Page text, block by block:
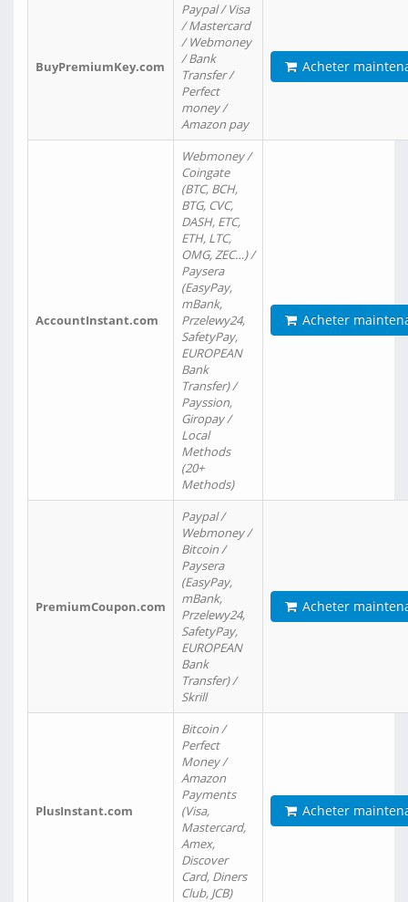
BuyPremiumKey.com
Paypal / Visa
/ Mastercard
/ Webmoney
/ Bank
Transfer /
Perfect
money /
Amazon pay
Acheter
AccountInstant.com
Webmoney /
Coingate
(BTC, BCH,
BTG, CVC,
DASH, ETC,
ETH, LTC,
OMG, ZEC…) /
Paysera
(EasyPay,
mBank,
Przelewy24,
SafetyPay,
EUROPEAN
Bank
Transfer) /
Payssion,
Giropay /
Local
Methods
(20+
Methods)
Acheter
PremiumCoupon.com
Paypal /
Webmoney /
Bitcoin /
Paysera
(EasyPay,
mBank,
Przelewy24,
SafetyPay,
EUROPEAN
Bank
Transfer) /
Skrill
Acheter
PlusInstant.com
Bitcoin /
Perfect
Money /
Amazon
Payments
(Visa,
Mastercard,
Amex,
Discover
Card, Diners
Club, JCB)
Acheter